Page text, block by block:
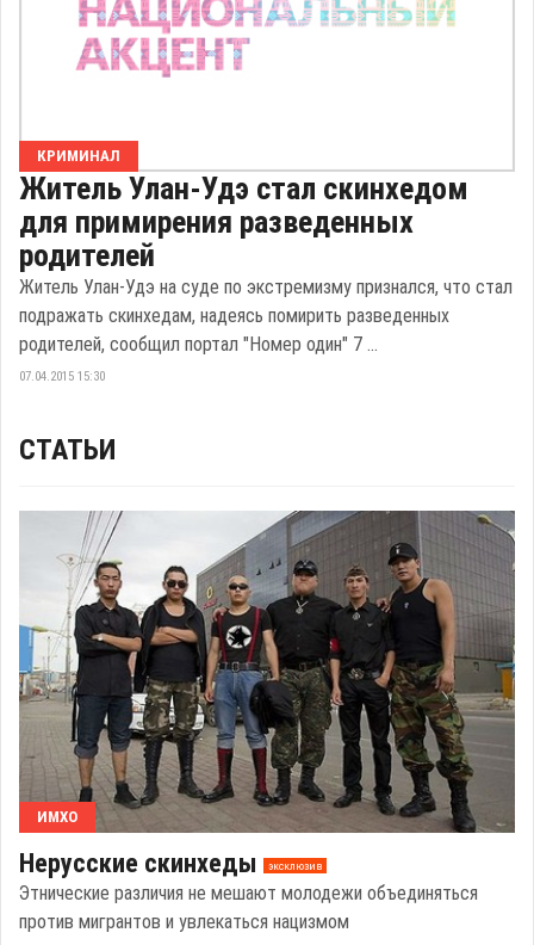
КРИМИНАЛ
Житель Улан-Удэ стал скинхедом
для примирения разведенных
родителей
Житель Улан-Удэ на суде по экстремизму признался, что стал
подражать скинхедам, надеясь помирить разведенных
родителей, сообщил портал "Номер один" 7 ...
07.04.2015 15:30
СТАТЬИ
ИМХО
Нерусские скинхеды эксклюзив
Этнические различия не мешают молодежи объединяться
против мигрантов и увлекаться нацизмом